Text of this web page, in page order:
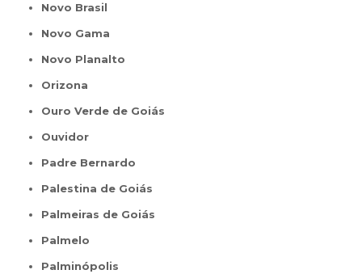
Novo Brasil
Novo Gama
Novo Planalto
Orizona
Ouro Verde de Goiás
Ouvidor
Padre Bernardo
Palestina de Goiás
Palmeiras de Goiás
Palmelo
Palminópolis